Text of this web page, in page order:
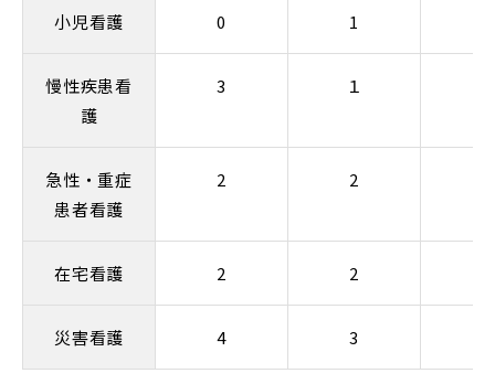
小児看護 0 1
慢性疾患看
護
3 １
急性・重症
患者看護
2 2
在宅看護 2 2
災害看護 4 3